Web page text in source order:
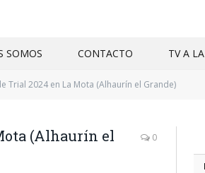
SOMOS CONTACTO TV A
Trial 2024 en La Mota (Alhaurín el Grande)
(Alhaurín el
0